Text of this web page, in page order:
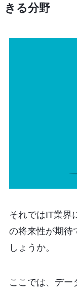
きる分野
それではIT業界
の将来性が期待
しょうか。
ここでは、デー